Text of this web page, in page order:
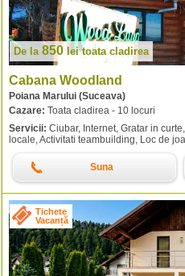
De la 850 leitoata cladirea
Cabana Woodland
Poiana Marului (Suceava)
Cazare: Toata cladirea - 10 locuri
Servicii: Ciubar, Internet, Gratar in
locale, Activitati teambuilding, Loc de
Suna
Tichete
Vacanță